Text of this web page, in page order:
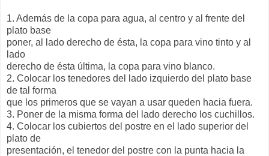
1. Además de la copa para agua, al centro y al frente del
plato base
poner, al lado derecho de ésta, la copa para vino tinto y al
lado
derecho de ésta última, la copa para vino blanco.
2. Colocar los tenedores del lado izquierdo del plato base
de tal forma
que los primeros que se vayan a usar queden hacia fuera.
3. Poner de la misma forma del lado derecho los cuchillos.
4. Colocar los cubiertos del postre en el lado superior del
plato de
presentación, el tenedor del postre con la punta hacia la